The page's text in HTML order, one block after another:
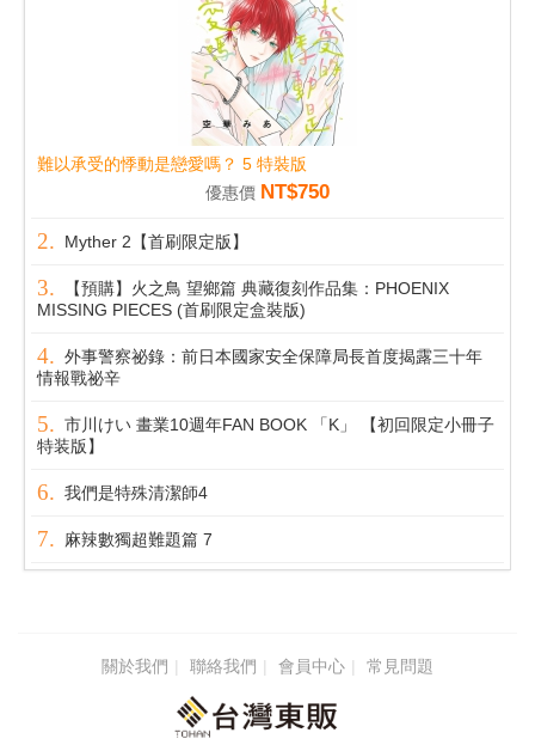
難以承受的悸動是戀愛嗎？ 5 特裝版
優惠價 NT$750
Myther 2【首刷限定版】
【預購】火之鳥 望鄉篇 典藏復刻作品集：PHOENIX
MISSING PIECES (首刷限定盒裝版)
外事警察祕錄：前日本國家安全保障局長首度揭露三十年
情報戰祕辛
市川けい 畫業10週年FAN BOOK 「K」 【初回限定小冊子
特装版】
我們是特殊清潔師4
麻辣數獨超難題篇 7
關於我們 聯絡我們 會員中心 常見問題